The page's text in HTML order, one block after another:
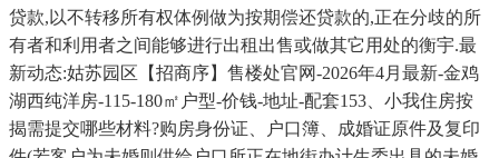
贷款,以不转移所有权体例做为按期偿还贷款的,正在分歧的所
有者和利用者之间能够进行出租出售或做其它用处的衡宇.最
新动态:姑苏园区【招商序】售楼处官网-2026年4月最新-金鸡
湖西纯洋房-115-180㎡户型-价钱-地址-配套153、小我住房按
揭需提交哪些材料?购房身份证、户口簿、成婚证原件及复印